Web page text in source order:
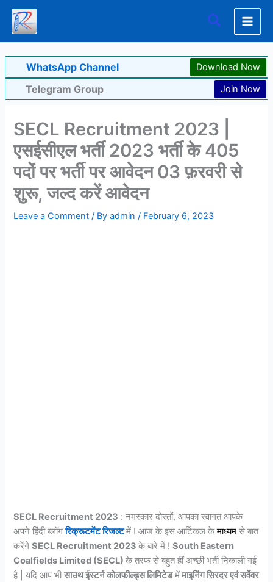
Skip
content
Search
WhatsApp Channel Download Now
Telegram Group Join Now
SECL Recruitment 2023 |
एसईसीएल भर्ती 2023 भर्ती के 405
पदों पर भर्ती पर आवेदन 03 फ़रवरी से
शुरू, जल्द करें आवेदन
Leave a Comment / Byadmin/ February 6, 2023
SECL Recruitment 2023 : नमस्कार दोस्तों, आपका स्वागत आपके
अपने हिंदी ब्लॉगरिक्रूटमेंट रिजल्टमें ! आज के इस आर्टिकल केमाध्यमसे बात
करेंगेSECL Recruitment 2023 के बारे में !South Eastern
Coalfields Limited (SECL)के तरफ से बहुत हीं अच्छी भर्ती निकाली गई
है | यदि आप भीसाउथ ईस्टर्न कोलफील्ड्स लिमिटेडमेंमाइनिंग सिरदर एवं सर्वेवर